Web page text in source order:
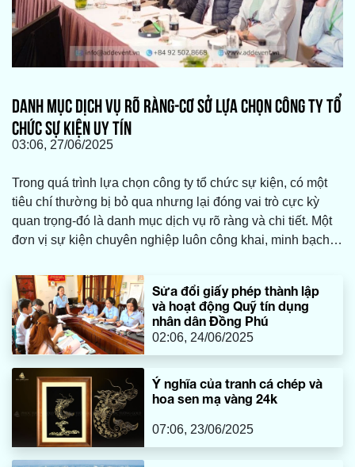
DANH MỤC DỊCH VỤ RÕ RÀNG-CƠ SỞ LỰA CHỌN CÔNG TY TỔ
CHỨC SỰ KIỆN UY TÍN
03:06, 27/06/2025
Trong quá trình lựa chọn công ty tổ chức sự kiện, có một
tiêu chí thường bị bỏ qua nhưng lại đóng vai trò cực kỳ
quan trọng-đó là danh mục dịch vụ rõ ràng và chi tiết. Một
đơn vị sự kiện chuyên nghiệp luôn công khai, minh bạch
giá năng lực thực tế, phù hợp với nhu cầu và ngân sách
của mình.
Sửa đổi giấy phép thành lập
và hoạt động Quỹ tín dụng
nhân dân Đồng Phú
02:06, 24/06/2025
Ý nghĩa của tranh cá chép và
hoa sen mạ vàng 24k
07:06, 23/06/2025